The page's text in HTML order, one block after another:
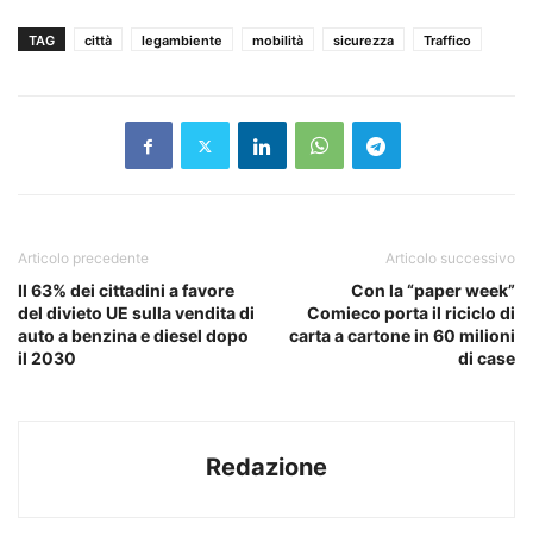
TAG città legambiente mobilità sicurezza Traffico
Articolo precedente
Il 63% dei cittadini a favore
del divieto UE sulla vendita di
auto a benzina e diesel dopo
il 2030
Articolo successivo
Con la “paper week”
Comieco porta il riciclo di
carta a cartone in 60 milioni
di case
Redazione